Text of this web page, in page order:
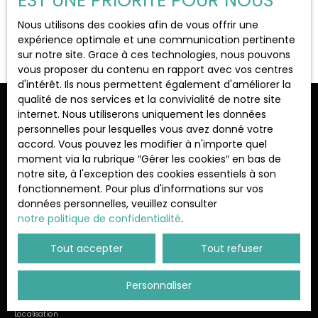
Rambouillet (78120)
Localisation
Loyer max (€/mois)
Surface min (m²)
Rechercher
Aucun résultat
Ne manquez plus aucun bien
correspondant à votre recherche !
Prénom Nom
Email
Location
Localisation
Nous utilisons des cookies afin de vous offrir une
expérience optimale et une communication pertinente
sur notre site. Grace à ces technologies, nous pouvons
vous proposer du contenu en rapport avec vos centres
d'intérêt. Ils nous permettent également d'améliorer la
qualité de nos services et la convivialité de notre site
internet. Nous utiliserons uniquement les données
personnelles pour lesquelles vous avez donné votre
accord. Vous pouvez les modifier à n'importe quel
moment via la rubrique ″Gérer les cookies″ en bas de
notre site, à l'exception des cookies essentiels à son
fonctionnement. Pour plus d'informations sur vos
données personnelles, veuillez consulter
notre politique de confidentialité.
Tout accepter Tout refuser
Personnaliser